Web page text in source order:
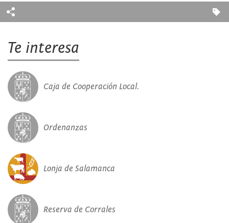
Te interesa
Caja de Cooperación Local.
Ordenanzas
Lonja de Salamanca
Reserva de Corrales